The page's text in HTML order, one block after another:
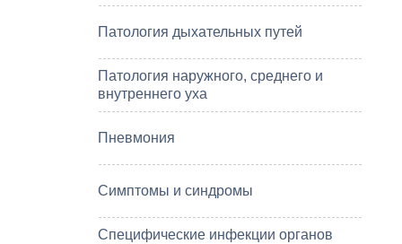
Патология дыхательных путей
Патология наружного, среднего и
внутреннего уха
Пневмония
Симптомы и синдромы
Специфические инфекции органов